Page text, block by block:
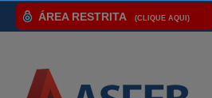
ÁREA RESTRITA (CLIQUE AQUI)